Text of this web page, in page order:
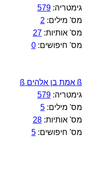
גימטריה:579
מס' מילים: 2
מס' אותיות:27
מס' חיפושים:0
ß אמת בן אלהים ß
גימטריה:579
מס' מילים:5
מס' אותיות:28
מס' חיפושים:5